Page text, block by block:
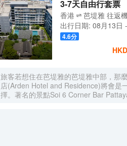
3-7天自由行套票
香港 芭堤雅 往返
出行日期: 08月13日 -
4.6分
HKD
旅客若想住在芭堤雅的芭堤雅中部，那
店(Arden Hotel and Residence)將會是
擇。著名的景點Soi 6 Corner Bar